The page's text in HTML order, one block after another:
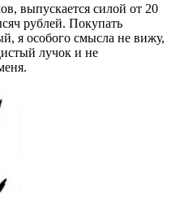
выпускается силой от 20
рублей. Покупать
я особого смысла не вижу,
лучок и не